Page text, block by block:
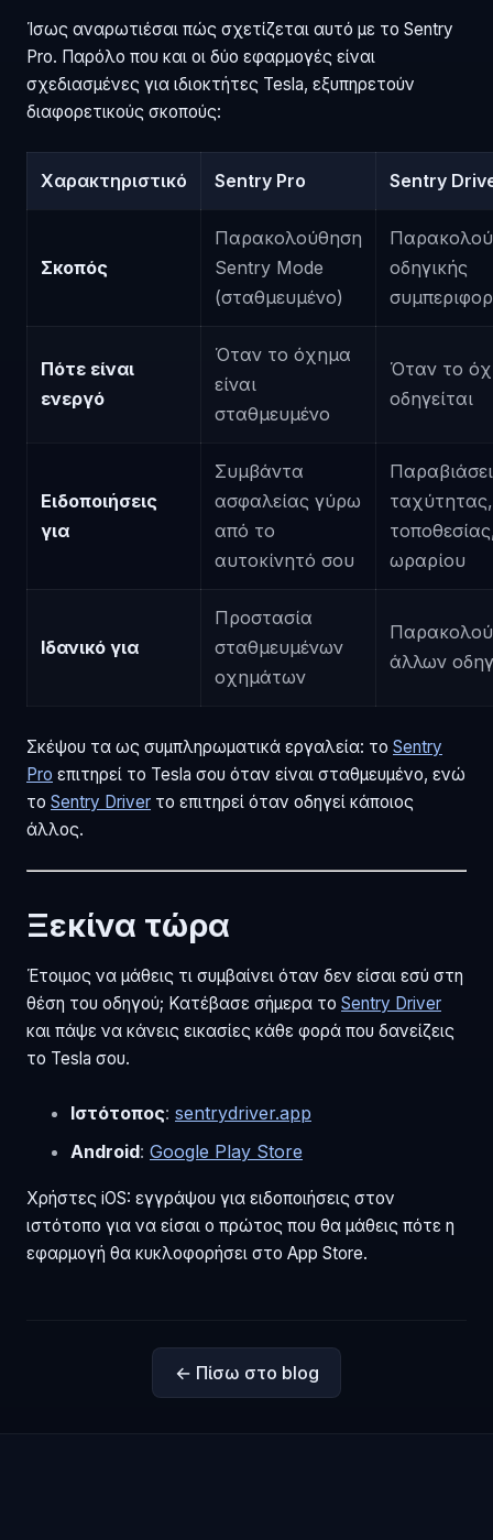
Ίσως αναρωτιέσαι πώς σχετίζεται αυτό με το Sentry
Pro. Παρόλο που και οι δύο εφαρμογές είναι
σχεδιασμένες για ιδιοκτήτες Tesla, εξυπηρετούν
διαφορετικούς σκοπούς:
Χαρακτηριστικό Sentry Pro Sentry
Σκοπός
Παρακολούθηση
Sentry Mode
(σταθμευμένο)
οδηγικής
Πότε είναι
ενεργό
Όταν το όχημα
είναι
σταθμευμένο
Όταν το
οδηγείται
Ειδοποιήσεις
για
Συμβάντα
ασφαλείας γύρω
από το
αυτοκίνητό σου
ταχύτητας,
ωραρίου
Ιδανικό για
Προστασία
σταθμευμένων
οχημάτων
άλλων
Σκέψου τα ως συμπληρωματικά εργαλεία: το Sentry
Pro επιτηρεί το Tesla σου όταν είναι σταθμευμένο, ενώ
το Sentry Driver το επιτηρεί όταν οδηγεί κάποιος
άλλος.
Ξεκίνα τώρα
Έτοιμος να μάθεις τι συμβαίνει όταν δεν είσαι εσύ στη
θέση του οδηγού; Κατέβασε σήμερα το Sentry Driver
και πάψε να κάνεις εικασίες κάθε φορά που δανείζεις
το Tesla σου.
Ιστότοπος: sentrydriver.app
Android: Google Play Store
Χρήστες iOS: εγγράψου για ειδοποιήσεις στον
ιστότοπο για να είσαι ο πρώτος που θα μάθεις πότε η
εφαρμογή θα κυκλοφορήσει στο App Store.
← Πίσω στο blog